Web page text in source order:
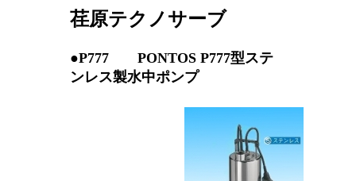
荏原テクノサーブ
●P777 PONTOS P777型ステ
ンレス製水中ポンプ